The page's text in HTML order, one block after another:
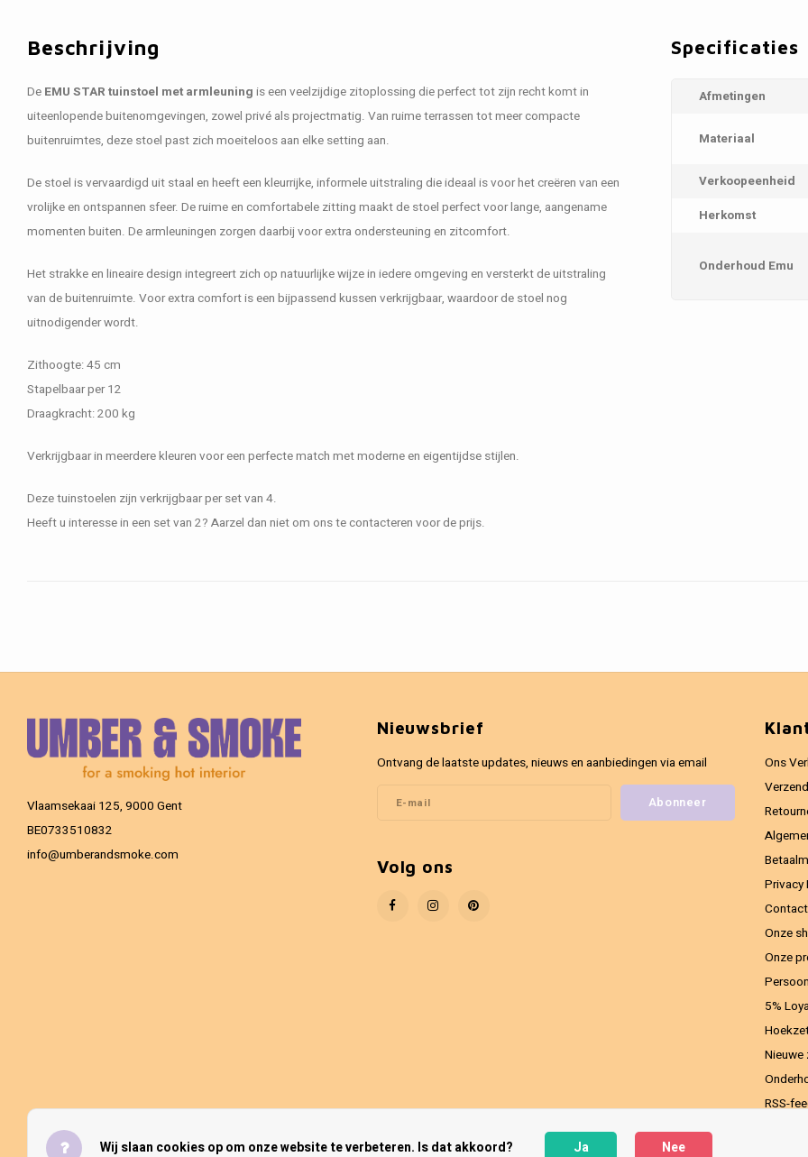
Beschrijving
De EMU STAR tuinstoel met armleuning is een veelzijdige zitoplossing die perfect tot zijn recht komt in
uiteenlopende buitenomgevingen, zowel privé als projectmatig. Van ruime terrassen tot meer compacte
buitenruimtes, deze stoel past zich moeiteloos aan elke setting aan.
De stoel is vervaardigd uit staal en heeft een kleurrijke, informele uitstraling die ideaal is voor het creëren van een
vrolijke en ontspannen sfeer. De ruime en comfortabele zitting maakt de stoel perfect voor lange, aangename
momenten buiten. De armleuningen zorgen daarbij voor extra ondersteuning en zitcomfort.
Het strakke en lineaire design integreert zich op natuurlijke wijze in iedere omgeving en versterkt de uitstraling
van de buitenruimte. Voor extra comfort is een bijpassend kussen verkrijgbaar, waardoor de stoel nog
uitnodigender wordt.
Zithoogte: 45 cm
Stapelbaar per 12
Draagkracht: 200 kg
Verkrijgbaar in meerdere kleuren voor een perfecte match met moderne en eigentijdse stijlen.
Deze tuinstoelen zijn verkrijgbaar per set van 4.
Heeft u interesse in een set van 2? Aarzel dan niet om ons te contacteren voor de prijs.
Specificaties
Afmetingen
Materiaal
Verkoopeenheid
Herkomst
Onderhoud Emu
Vlaamsekaai 125, 9000 Gent
BE0733510832
info@umberandsmoke.com
Nieuwsbrief
Ontvang de laatste updates, nieuws en aanbiedingen via email
Abonneer
Volg ons
Ons
Privacy
Onze
Onze
5%
RSS-
Wij slaan cookies op om onze website te verbeteren. Is dat akkoord? Ja Nee